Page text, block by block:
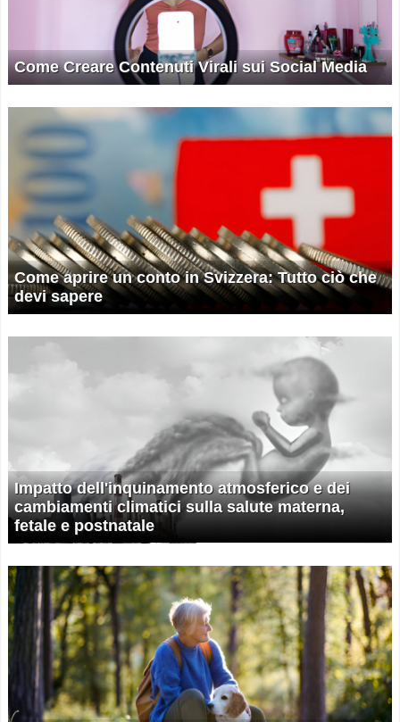
Come Creare Contenuti Virali sui Social Media
Come aprire un conto in Svizzera: Tutto ciò che
devi sapere
Impatto dell'inquinamento atmosferico e dei
cambiamenti climatici sulla salute materna,
fetale e postnatale